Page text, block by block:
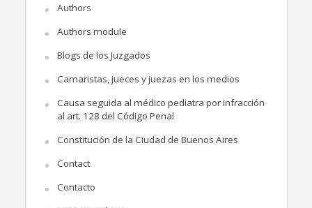
Authors
Authors module
Blogs de los Juzgados
Camaristas, jueces y juezas en los medios
Causa seguida al médico pediatra por infracción
al art. 128 del Código Penal
Constitución de la Ciudad de Buenos Aires
Contact
Contacto